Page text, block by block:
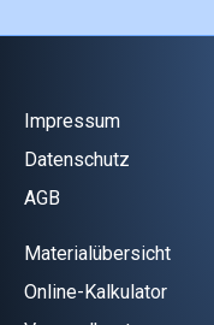
Impressum
Datenschutz
AGB
Materialübersicht
Online-Kalkulator